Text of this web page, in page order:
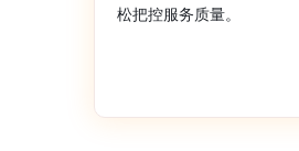
松把控服务质量。